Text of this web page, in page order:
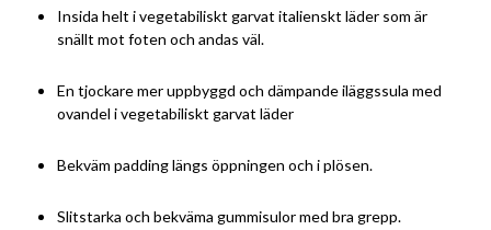
Insida helt i vegetabiliskt garvat italienskt läder som är
snällt mot foten och andas väl.
En tjockare mer uppbyggd och dämpande iläggssula med
ovandel i vegetabiliskt garvat läder
Bekväm padding längs öppningen och i plösen.
Slitstarka och bekväma gummisulor med bra grepp.